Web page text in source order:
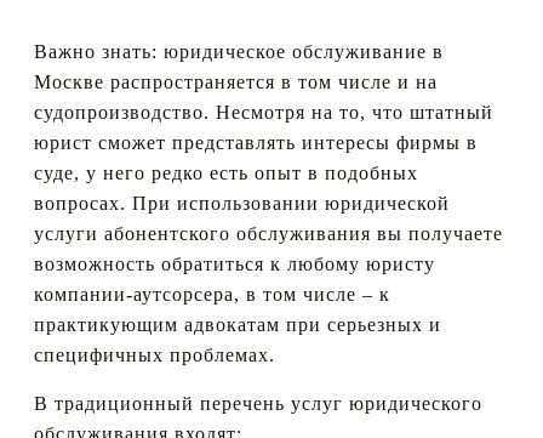
Важно знать: юридическое обслуживание в
Москве распространяется в том числе и на
судопроизводство. Несмотря на то, что штатный
юрист сможет представлять интересы фирмы в
суде, у него редко есть опыт в подобных
вопросах. При использовании юридической
услуги абонентского обслуживания вы получаете
возможность обратиться к любому юристу
компании-аутсорсера, в том числе – к
практикующим адвокатам при серьезных и
специфичных проблемах.
В традиционный перечень услуг юридического
обслуживания входят: